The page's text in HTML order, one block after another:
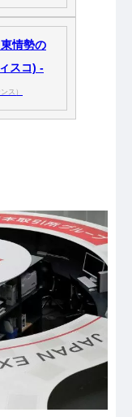
情勢の
スコ) -
ス）